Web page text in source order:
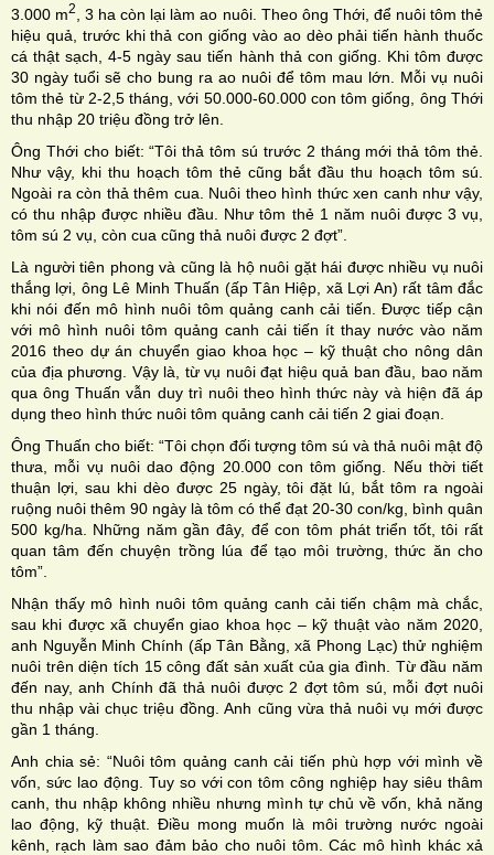
3.000 m2
, 3 ha còn lại làm ao nuôi. Theo ông Thới, để nuôi tôm thẻ
hiệu quả, trước khi thả con giống vào ao dèo phải tiến hành thuốc
cá thật sạch, 4-5 ngày sau tiến hành thả con giống. Khi tôm được
30 ngày tuổi sẽ cho bung ra ao nuôi để tôm mau lớn. Mỗi vụ nuôi
tôm thẻ từ 2-2,5 tháng, với 50.000-60.000 con tôm giống, ông Thới
thu nhập 20 triệu đồng trở lên.
Ông Thới cho biết: “Tôi thả tôm sú trước 2 tháng mới thả tôm thẻ.
Như vậy, khi thu hoạch tôm thẻ cũng bắt đầu thu hoạch tôm sú.
Ngoài ra còn thả thêm cua. Nuôi theo hình thức xen canh như vậy,
có thu nhập được nhiều đầu. Như tôm thẻ 1 năm nuôi được 3 vụ,
tôm sú 2 vụ, còn cua cũng thả nuôi được 2 đợt”.
Là người tiên phong và cũng là hộ nuôi gặt hái được nhiều vụ nuôi
thắng lợi, ông Lê Minh Thuấn (ấp Tân Hiệp, xã Lợi An) rất tâm đắc
khi nói đến mô hình nuôi tôm quảng canh cải tiến. Ðược tiếp cận
với mô hình nuôi tôm quảng canh cải tiến ít thay nước vào năm
2016 theo dự án chuyển giao khoa học – kỹ thuật cho nông dân
của địa phương. Vậy là, từ vụ nuôi đạt hiệu quả ban đầu, bao năm
qua ông Thuấn vẫn duy trì nuôi theo hình thức này và hiện đã áp
dụng theo hình thức nuôi tôm quảng canh cải tiến 2 giai đoạn.
Ông Thuấn cho biết: “Tôi chọn đối tượng tôm sú và thả nuôi mật độ
thưa, mỗi vụ nuôi dao động 20.000 con tôm giống. Nếu thời tiết
thuận lợi, sau khi dèo được 25 ngày, tôi đặt lú, bắt tôm ra ngoài
ruộng nuôi thêm 90 ngày là tôm có thể đạt 20-30 con/kg, bình quân
500 kg/ha. Những năm gần đây, để con tôm phát triển tốt, tôi rất
quan tâm đến chuyện trồng lúa để tạo môi trường, thức ăn cho
tôm”.
Nhận thấy mô hình nuôi tôm quảng canh cải tiến chậm mà chắc,
sau khi được xã chuyển giao khoa học – kỹ thuật vào năm 2020,
anh Nguyễn Minh Chính (ấp Tân Bằng, xã Phong Lạc) thử nghiệm
nuôi trên diện tích 15 công đất sản xuất của gia đình. Từ đầu năm
đến nay, anh Chính đã thả nuôi được 2 đợt tôm sú, mỗi đợt nuôi
thu nhập vài chục triệu đồng. Anh cũng vừa thả nuôi vụ mới được
gần 1 tháng.
Anh chia sẻ: “Nuôi tôm quảng canh cải tiến phù hợp với mình về
vốn, sức lao động. Tuy so với con tôm công nghiệp hay siêu thâm
canh, thu nhập không nhiều nhưng mình tự chủ về vốn, khả năng
lao động, kỹ thuật. Ðiều mong muốn là môi trường nước ngoài
kênh, rạch làm sao đảm bảo cho nuôi tôm. Các mô hình khác xả